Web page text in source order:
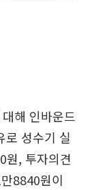
해 인바운드
로 성수기 실
원, 투자의견
8840원이